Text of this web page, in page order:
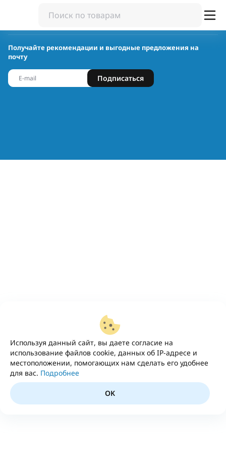
Используя данный сайт, вы даете согласие на
использование файлов cookie, данных об IP-адресе и
местоположении, помогающих нам сделать его удобнее
для вас. Подробнее
OK
Получайте рекомендации и выгодные предложения на
почту
Подписаться